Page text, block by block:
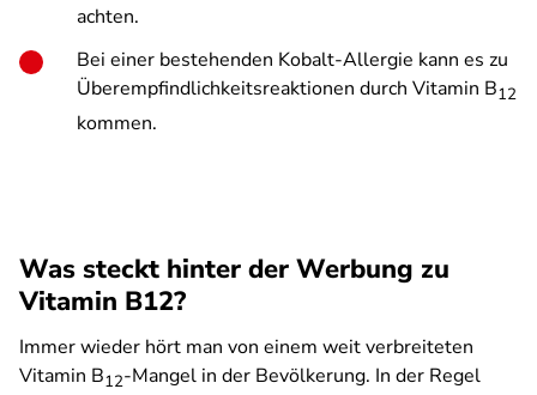
achten.
Bei einer bestehenden Kobalt-Allergie kann es zu
Überempfindlichkeitsreaktionen durch Vitamin B12
kommen.
Was steckt hinter der Werbung zu
Vitamin B12?
Immer wieder hört man von einem weit verbreiteten
Vitamin B12-Mangel in der Bevölkerung. In der Regel